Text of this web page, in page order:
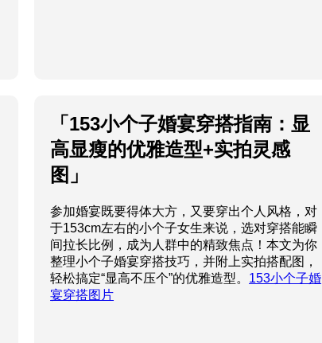
「153小个子婚宴穿搭指南：显
高显瘦的优雅造型+实拍灵感
图」
参加婚宴既要得体大方，又要穿出个人风格，对
于153cm左右的小个子女生来说，选对穿搭能瞬
间拉长比例，成为人群中的精致焦点！本文为你
整理小个子婚宴穿搭技巧，并附上实拍搭配图，
轻松搞定“显高不压个”的优雅造型。 153小个子婚
宴穿搭图片